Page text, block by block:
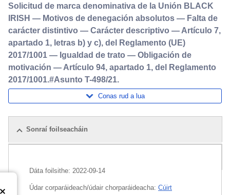
Solicitud de marca denominativa de la Unión BLACK
IRISH — Motivos de denegación absolutos — Falta de
carácter distintivo — Carácter descriptivo — Artículo 7,
apartado 1, letras b) y c), del Reglamento (UE)
2017/1001 — Igualdad de trato — Obligación de
motivación — Artículo 94, apartado 1, del Reglamento
2017/1001.#Asunto T-498/21.
Conas rud a lua
Sonraí foilseacháin
Dáta foilsithe: 2022-09-14
Údar corparáideach/údair chorparáideacha: Cúirt